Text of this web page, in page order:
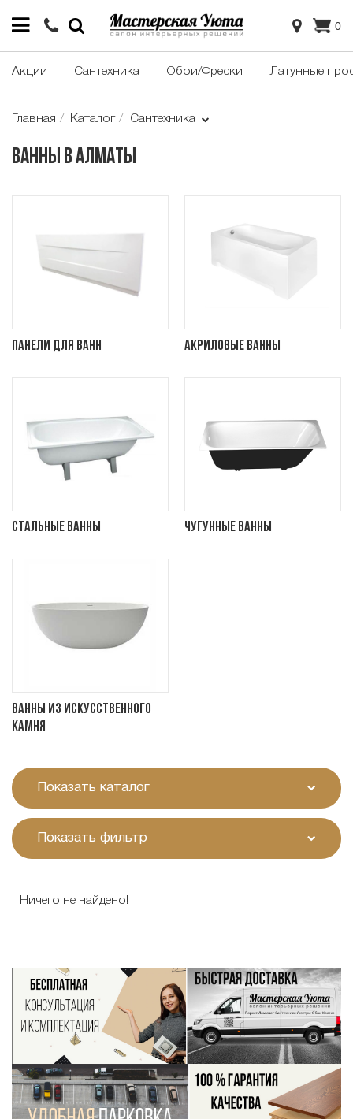
0
Акции Сантехника Обои/Фрески Латунные
Главная Каталог Сантехника
Ванны в Алматы
Панели для ванн Акриловые ванны
Стальные ванны Чугунные ванны
Ванны из искусственного
камня
Показать каталог
Показать фильтр
Ничего не найдено!